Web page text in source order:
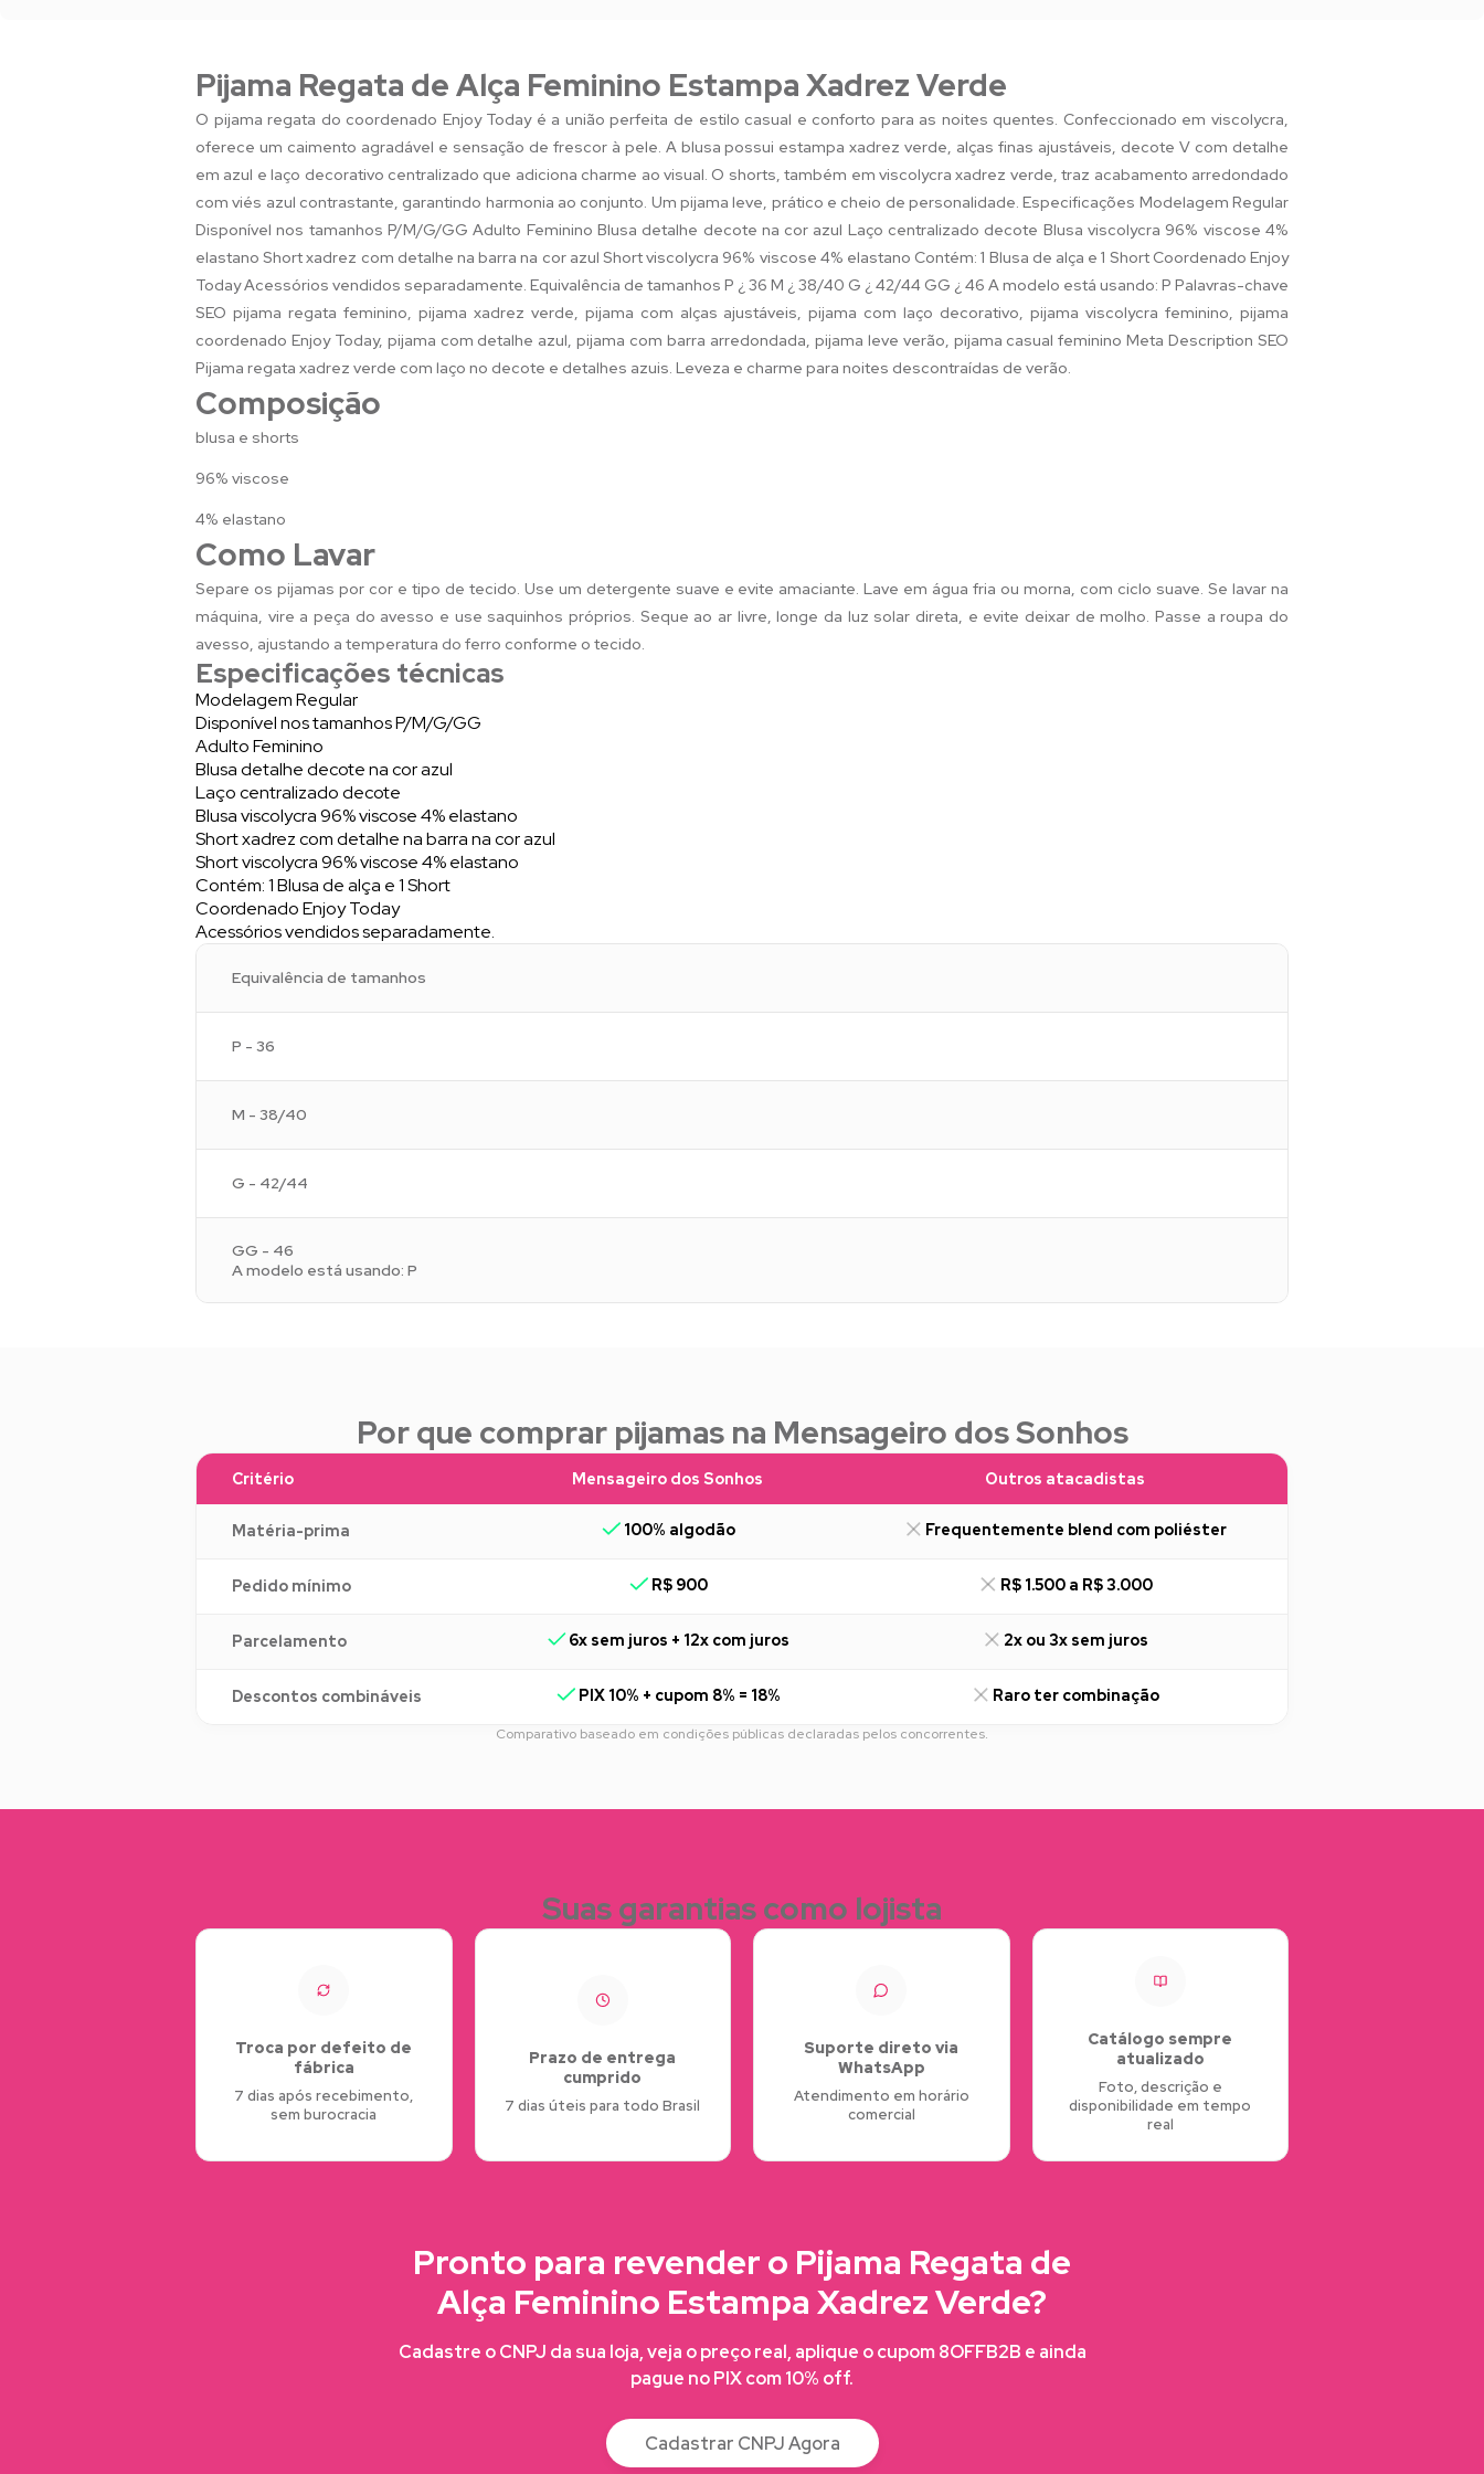
Pijama Regata de Alça Feminino Estampa Xadrez Verde
O pijama regata do coordenado Enjoy Today é a união perfeita de estilo casual e conforto para as noites quentes. Confeccionado em viscolycra,
oferece um caimento agradável e sensação de frescor à pele. A blusa possui estampa xadrez verde, alças finas ajustáveis, decote V com detalhe
em azul e laço decorativo centralizado que adiciona charme ao visual. O shorts, também em viscolycra xadrez verde, traz acabamento arredondado
com viés azul contrastante, garantindo harmonia ao conjunto. Um pijama leve, prático e cheio de personalidade. Especificações Modelagem Regular
Disponível nos tamanhos P/M/G/GG Adulto Feminino Blusa detalhe decote na cor azul Laço centralizado decote Blusa viscolycra 96% viscose 4%
elastano Short xadrez com detalhe na barra na cor azul Short viscolycra 96% viscose 4% elastano Contém: 1 Blusa de alça e 1 Short Coordenado Enjoy
Today Acessórios vendidos separadamente. Equivalência de tamanhos P ¿ 36 M ¿ 38/40 G ¿ 42/44 GG ¿ 46 A modelo está usando: P Palavras-chave
SEO pijama regata feminino, pijama xadrez verde, pijama com alças ajustáveis, pijama com laço decorativo, pijama viscolycra feminino, pijama
coordenado Enjoy Today, pijama com detalhe azul, pijama com barra arredondada, pijama leve verão, pijama casual feminino Meta Description SEO
Pijama regata xadrez verde com laço no decote e detalhes azuis. Leveza e charme para noites descontraídas de verão.
Composição
blusa e shorts
96% viscose
4% elastano
Como Lavar
Separe os pijamas por cor e tipo de tecido. Use um detergente suave e evite amaciante. Lave em água fria ou morna, com ciclo suave. Se lavar na
máquina, vire a peça do avesso e use saquinhos próprios. Seque ao ar livre, longe da luz solar direta, e evite deixar de molho. Passe a roupa do
avesso, ajustando a temperatura do ferro conforme o tecido.
Especificações técnicas
Modelagem Regular
Disponível nos tamanhos P/M/G/GG
Adulto Feminino
Blusa detalhe decote na cor azul
Laço centralizado decote
Blusa viscolycra 96% viscose 4% elastano
Short xadrez com detalhe na barra na cor azul
Short viscolycra 96% viscose 4% elastano
Contém: 1 Blusa de alça e 1 Short
Coordenado Enjoy Today
Acessórios vendidos separadamente.
Equivalência de tamanhos
P - 36
M - 38/40
G - 42/44
GG - 46
A modelo está usando: P
Por que comprar pijamas na Mensageiro dos Sonhos
Critério Mensageiro dos Sonhos Outros atacadistas
Matéria-prima 100% algodão Frequentemente blend com poliéster
Pedido mínimo R$ 900 R$ 1.500 a R$ 3.000
Parcelamento 6x sem juros + 12x com juros 2x ou 3x sem juros
Descontos combináveis PIX 10% + cupom 8% = 18% Raro ter combinação
Comparativo baseado em condições públicas declaradas pelos concorrentes.
Suas garantias como lojista
Troca por defeito de
fábrica
7 dias após recebimento,
sem burocracia
Prazo de entrega
cumprido
7 dias úteis para todo Brasil
Suporte direto via
WhatsApp
Atendimento em horário
comercial
Catálogo sempre
atualizado
Foto, descrição e
disponibilidade em tempo
real
Pronto para revender o Pijama Regata de
Alça Feminino Estampa Xadrez Verde?
Cadastre o CNPJ da sua loja, veja o preço real, aplique o cupom 8OFFB2B e ainda
pague no PIX com 10% off.
Cadastrar CNPJ Agora